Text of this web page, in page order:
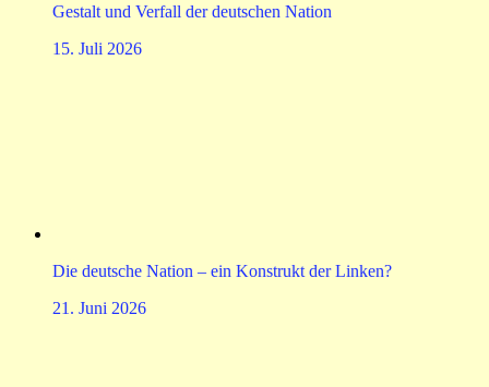
Gestalt und Verfall der deutschen Nation
15. Juli 2026
Die deutsche Nation – ein Konstrukt der Linken?
21. Juni 2026